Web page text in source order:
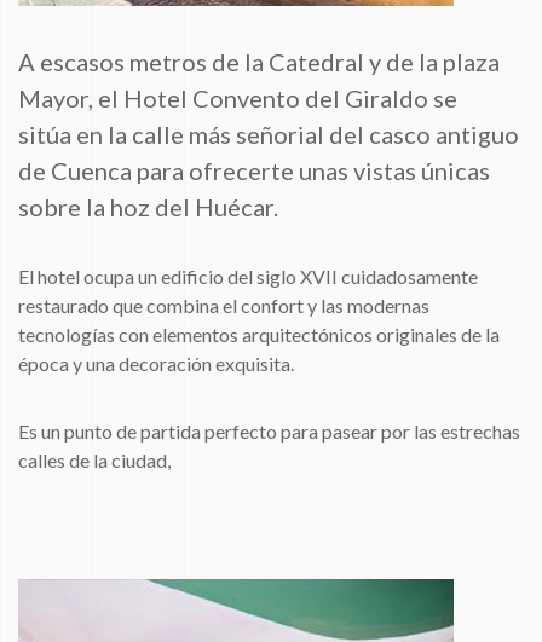
A escasos metros de la Catedral y de la plaza
Mayor, el Hotel Convento del Giraldo se
sitúa en la calle más señorial del casco antiguo
de Cuenca para ofrecerte unas vistas únicas
sobre la hoz del Huécar.
El hotel ocupa un edificio del siglo XVII cuidadosamente
restaurado que combina el confort y las modernas
tecnologías con elementos arquitectónicos originales de la
época y una decoración exquisita.
Es un punto de partida perfecto para pasear por las estrechas
calles de la ciudad,